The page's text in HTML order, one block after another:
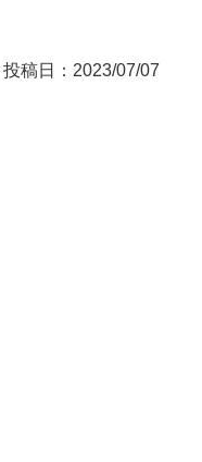
投稿日：2023/07/07